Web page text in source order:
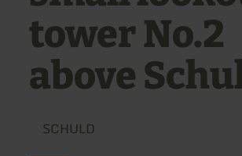
tower No.2
above
SCHULD